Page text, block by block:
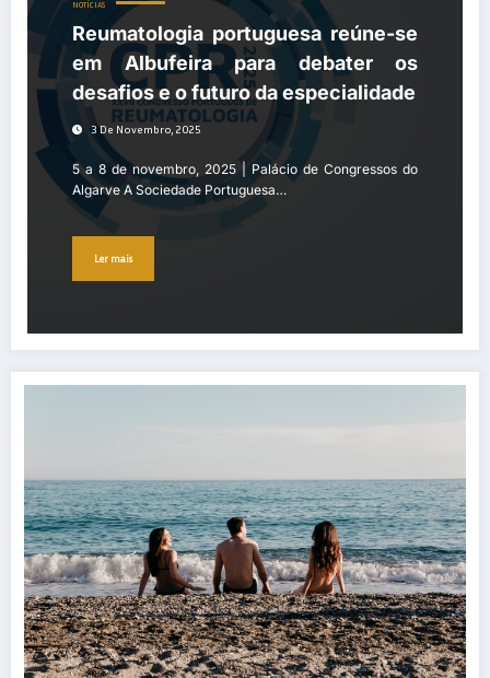
NOTÍCIAS
Reumatologia portuguesa reúne-se
em Albufeira para debater os
desafios e o futuro da especialidade
3 De Novembro, 2025
5 a 8 de novembro, 2025 | Palácio de Congressos do
Algarve A Sociedade Portuguesa…
Ler mais